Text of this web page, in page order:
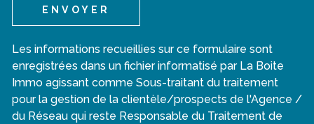
ENVOYER
Les informations recueillies sur ce formulaire sont
enregistrées dans un fichier informatisé par La Boite
Immo agissant comme Sous-traitant du traitement
pour la gestion de la clientèle/prospects de l'Agence /
du Réseau qui reste Responsable du Traitement de